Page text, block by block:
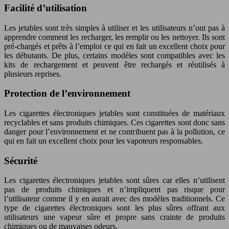
Facilité d’utilisation
Les jetables sont très simples à utiliser et les utilisateurs n’ont pas à
apprendre comment les recharger, les remplir ou les nettoyer. Ils sont
pré-chargés et prêts à l’emploi ce qui en fait un excellent choix pour
les débutants. De plus, certains modèles sont compatibles avec les
kits de rechargement et peuvent être rechargés et réutilisés à
plusieurs reprises.
Protection de l’environnement
Les cigarettes électroniques jetables sont constituées de matériaux
recyclables et sans produits chimiques. Ces cigarettes sont donc sans
danger pour l’environnement et ne contribuent pas à la pollution, ce
qui en fait un excellent choix pour les vapoteurs responsables.
Sécurité
Les cigarettes électroniques jetables sont sûres car elles n’utilisent
pas de produits chimiques et n’impliquent pas risque pour
l’utilisateur comme il y en aurait avec des modèles traditionnels. Ce
type de cigarettes électroniques sont les plus sûres offrant aux
utilisateurs une vapeur sûre et propre sans crainte de produits
chimiques ou de mauvaises odeurs.